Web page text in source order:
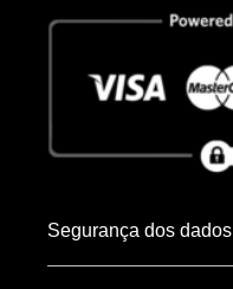
Segurança dos dados